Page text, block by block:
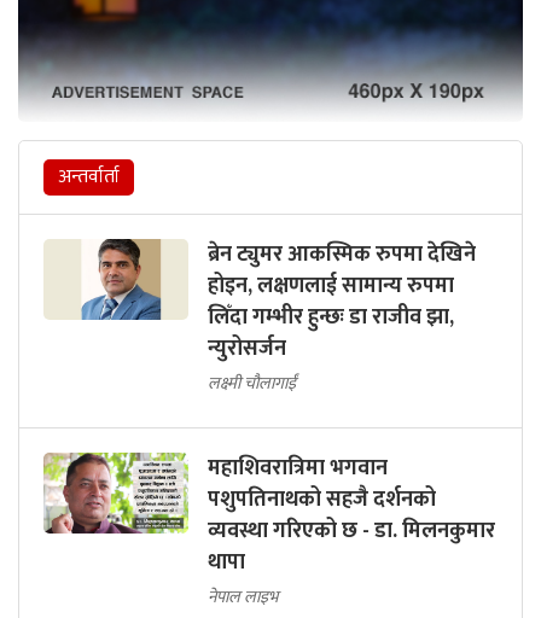
अन्तर्वार्ता
ब्रेन ट्युमर आकस्मिक रुपमा देखिने
होइन, लक्षणलाई सामान्य रुपमा
लिँदा गम्भीर हुन्छः डा राजीव झा,
न्युरोसर्जन
लक्ष्मी चौलागाईं
महाशिवरात्रिमा भगवान
पशुपतिनाथको सहजै दर्शनको
व्यवस्था गरिएको छ - डा. मिलनकुमार
थापा
नेपाल लाइभ